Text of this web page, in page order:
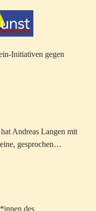
Initiativen gegen
Andreas Langen mit
gesprochen…
des